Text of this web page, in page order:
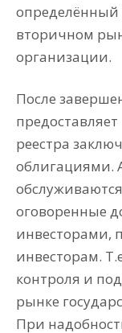
определённый
вторичном
организации.
После
реестра
облигациями.
оговоренные
инвесторами,
инвесторам.
контроля и
рынке
При